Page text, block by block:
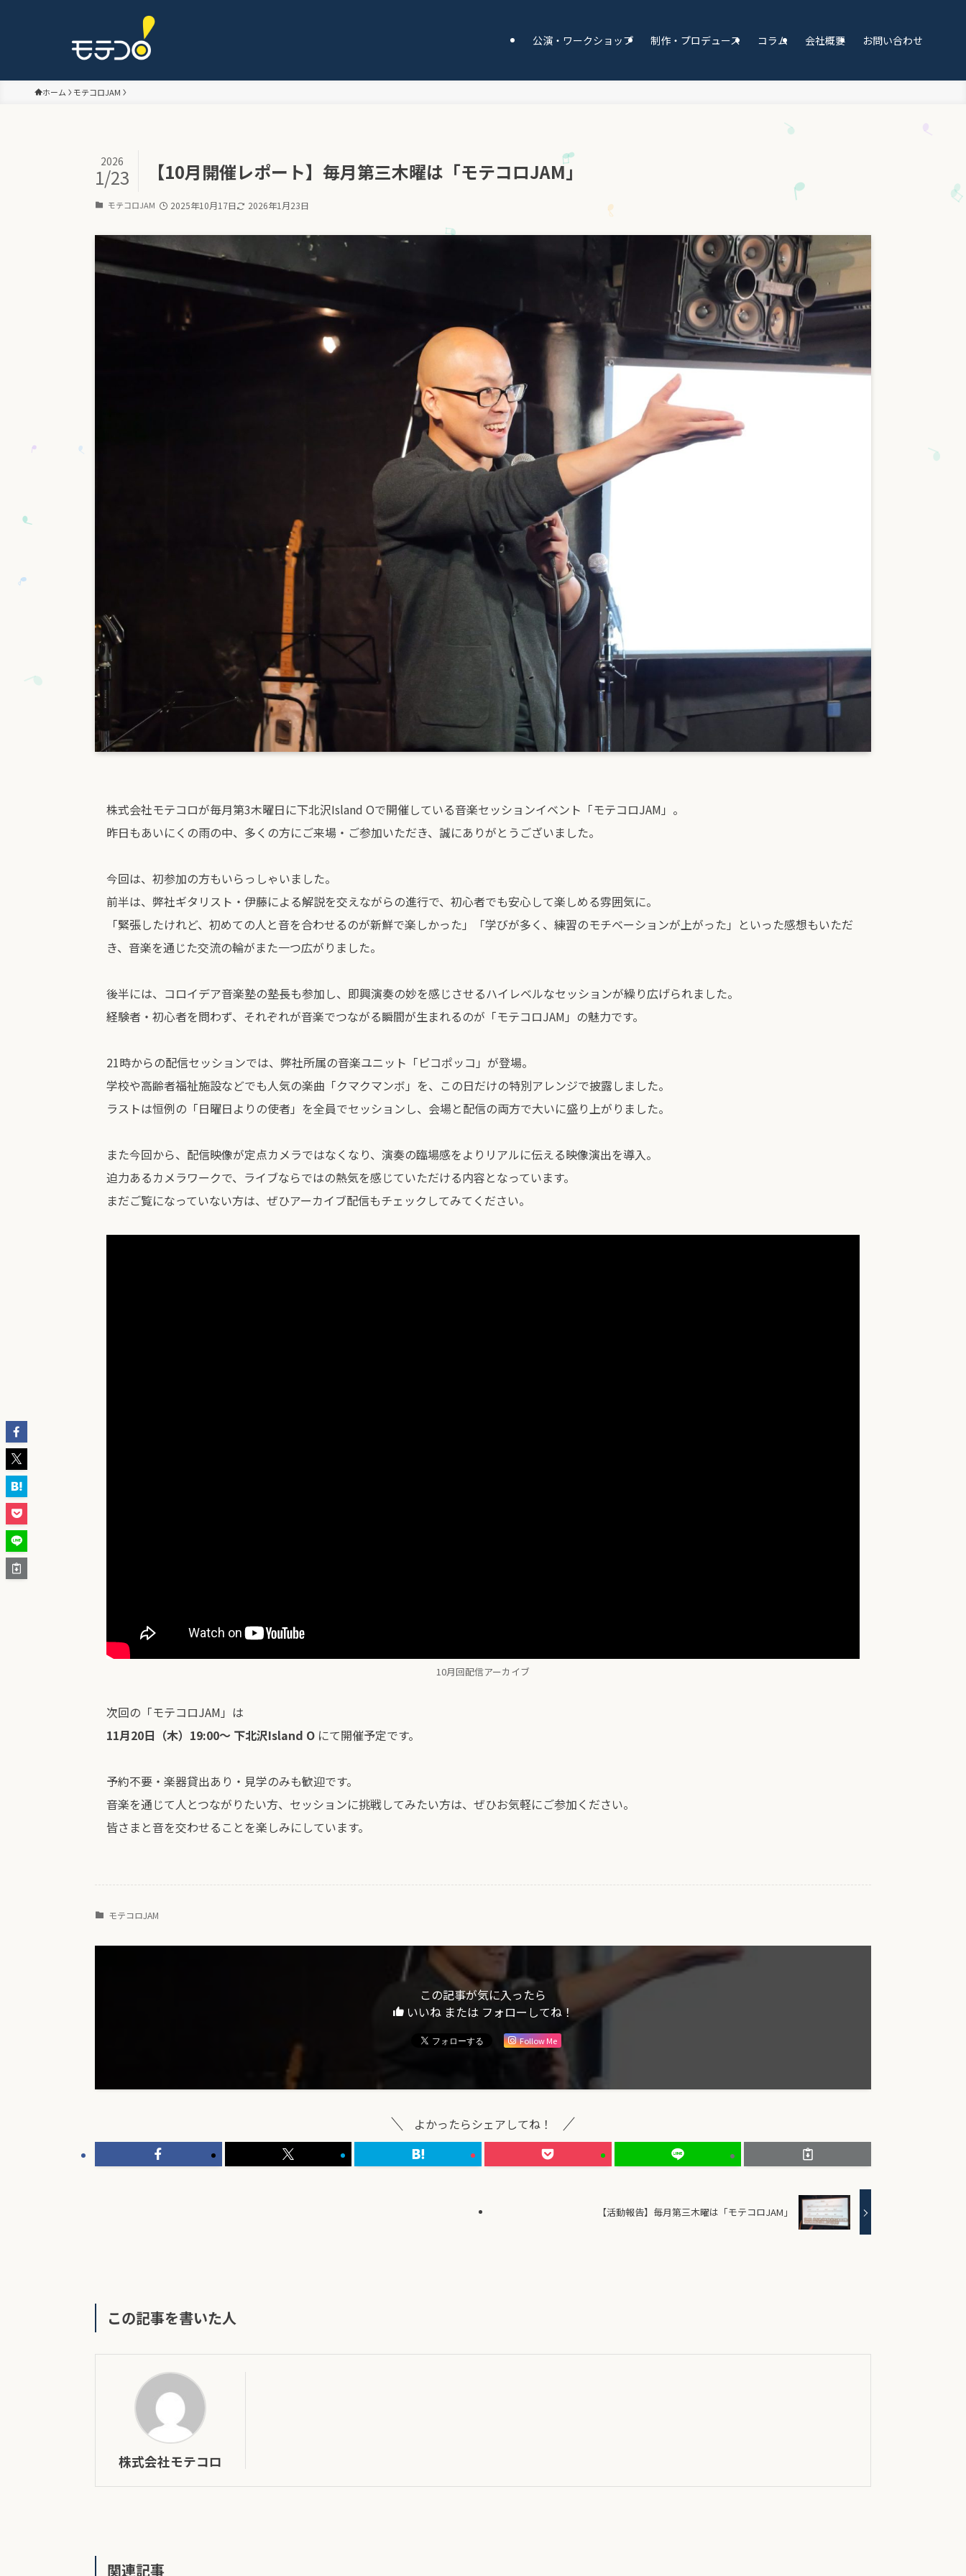
公演・ワークショップ 制作・プロデュース コラム 会社概要 お問い合わせ
ホーム モテコロJAM
【10月開催レポート】毎月第三木曜は「モテコロJAM」
2026
1/23
モテコロJAM 2025年10月17日 2026年1月23日
株式会社モテコロが毎月第3木曜日に下北沢Island Oで開催している音楽セッションイベント「モテコロJAM」。
昨日もあいにくの雨の中、多くの方にご来場・ご参加いただき、誠にありがとうございました。
今回は、初参加の方もいらっしゃいました。
前半は、弊社ギタリスト・伊藤による解説を交えながらの進行で、初心者でも安心して楽しめる雰囲気に。
「緊張したけれど、初めての人と音を合わせるのが新鮮で楽しかった」「学びが多く、練習のモチベーションが上がった」といった感想もいただ
き、音楽を通じた交流の輪がまた一つ広がりました。
後半には、コロイデア音楽塾の塾長も参加し、即興演奏の妙を感じさせるハイレベルなセッションが繰り広げられました。
経験者・初心者を問わず、それぞれが音楽でつながる瞬間が生まれるのが「モテコロJAM」の魅力です。
21時からの配信セッションでは、弊社所属の音楽ユニット「ピコポッコ」が登場。
学校や高齢者福祉施設などでも人気の楽曲「クマクマンボ」を、この日だけの特別アレンジで披露しました。
ラストは恒例の「日曜日よりの使者」を全員でセッションし、会場と配信の両方で大いに盛り上がりました。
また今回から、配信映像が定点カメラではなくなり、演奏の臨場感をよりリアルに伝える映像演出を導入。
迫力あるカメラワークで、ライブならではの熱気を感じていただける内容となっています。
まだご覧になっていない方は、ぜひアーカイブ配信もチェックしてみてください。
10月回配信アーカイブ
次回の「モテコロJAM」は
11月20日（木）19:00〜 下北沢Island O にて開催予定です。
予約不要・楽器貸出あり・見学のみも歓迎です。
音楽を通じて人とつながりたい方、セッションに挑戦してみたい方は、ぜひお気軽にご参加ください。
皆さまと音を交わせることを楽しみにしています。
モテコロJAM
この記事が気に入ったら
いいね または フォローしてね！
Follow Me
よかったらシェアしてね！
【活動報告】毎月第三木曜は「モテコロJAM」
この記事を書いた人
株式会社モテコロ
関連記事